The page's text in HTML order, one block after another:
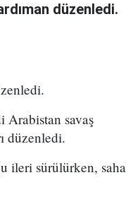
düzenledi.
Arabistan savaş
düzenledi.
ileri sürülürken, saha